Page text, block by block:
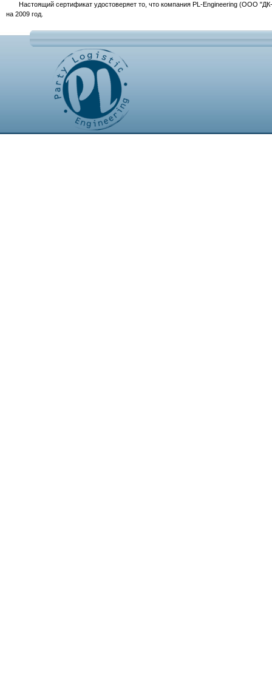
Настоящий сертификат удостоверяет то, что компания PL-Engineering (ООО "ДК-
на 2009 год.